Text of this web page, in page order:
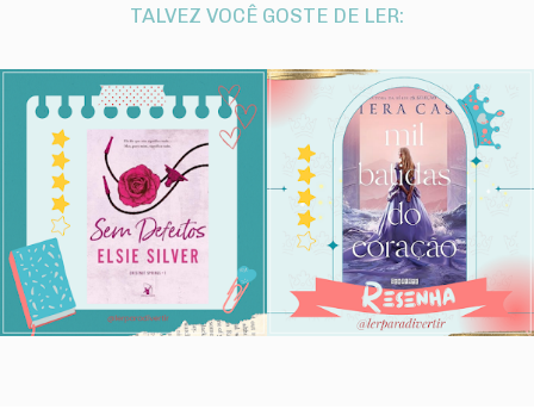
TALVEZ VOCÊ GOSTE DE LER: